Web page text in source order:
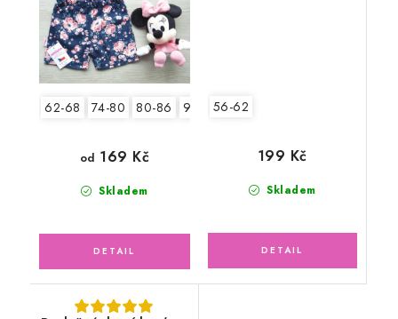
62-68 74-80 80-86 92-98 104-110
Skladem
od 169 Kč
56-62
Skladem
199 Kč